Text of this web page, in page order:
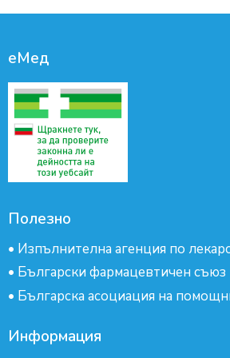
еМед
Полезно
• Изпълнителна агенция по
• Български фармацевтичен съюз
• Българска асоциация на
Информация